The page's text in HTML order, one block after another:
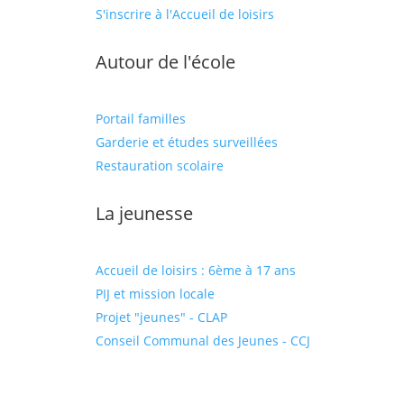
S'inscrire à l'Accueil de loisirs
Autour de l'école
Portail familles
Garderie et études surveillées
Restauration scolaire
La jeunesse
Accueil de loisirs : 6ème à 17 ans
PIJ et mission locale
Projet "jeunes" - CLAP
Conseil Communal des Jeunes - CCJ